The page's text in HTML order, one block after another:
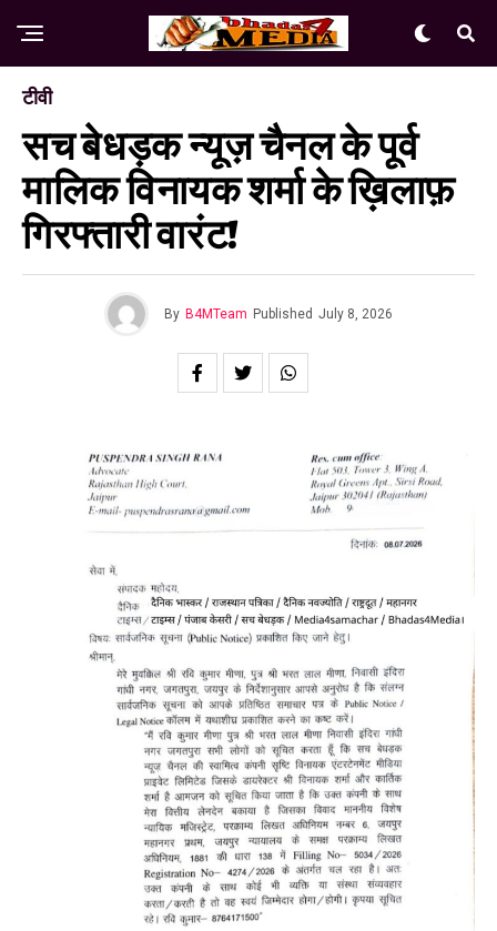
टीवी
सच बेधड़क न्यूज़ चैनल के पूर्व
मालिक विनायक शर्मा के ख़िलाफ़
गिरफ्तारी वारंट!
By B4MTeam Published July 8, 2026